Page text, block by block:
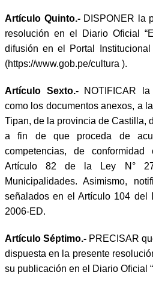
Artículo Quinto.- DISPONER la
resolución en el Diario Oficial
difusión en el Portal
(https://www.gob.pe/cultura ).
Artículo Sexto.- NOTIFICAR
como los documentos anexos, a
Tipan, de la provincia de Castilla,
a fin de que proceda de
competencias, de
Artículo 82 de la Ley N°
Municipalidades. Asimismo,
señalados en el Artículo 104 del
2006-ED.
Artículo Séptimo.- PRECISAR
dispuesta en la presente
su publicación en el Diario Oficial